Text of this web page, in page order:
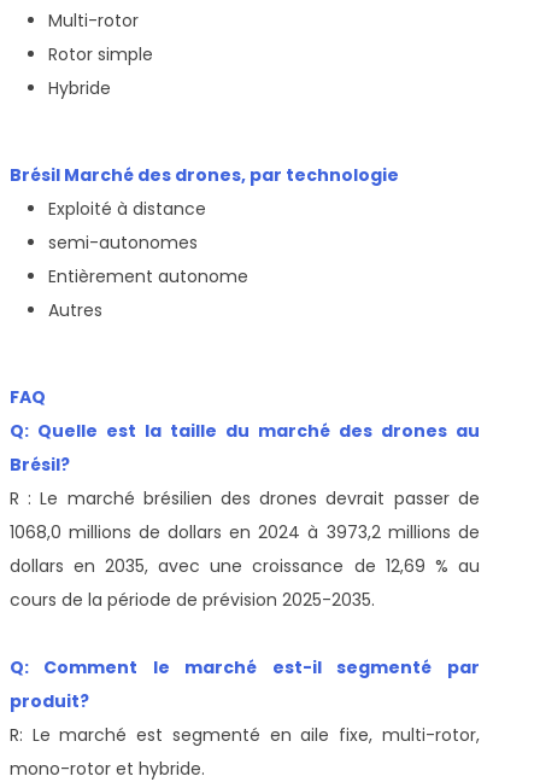
Multi-rotor
Rotor simple
Hybride
Brésil Marché des drones, par technologie
Exploité à distance
semi-autonomes
Entièrement autonome
Autres
FAQ
Q: Quelle est la taille du marché des drones au
Brésil?
R : Le marché brésilien des drones devrait passer de
1068,0 millions de dollars en 2024 à 3973,2 millions de
dollars en 2035, avec une croissance de 12,69 % au
cours de la période de prévision 2025-2035.
Q: Comment le marché est-il segmenté par
produit?
R: Le marché est segmenté en aile fixe, multi-rotor,
mono-rotor et hybride.